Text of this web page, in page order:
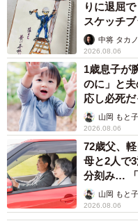
「大手塾に通っていたら
をこなすだけで精いっぱ
う時間の余裕もないかと
場合、宿題を一緒にやっ
ついていけない、分から
てもらうために家庭教師
「例えば、週1日90分家
間5000円～8000円の授業
でいうと36万～60万円く
ります」
りに退屈
スケッチ
ますよ…」
中将 タカ
2026.08.06
1歳息子が
のに」と
応し必死
出し…山岡 もと子
2026.08.06
72歳父、
母と2人で
分刻み… 「
山岡 もと子
2026.08.06